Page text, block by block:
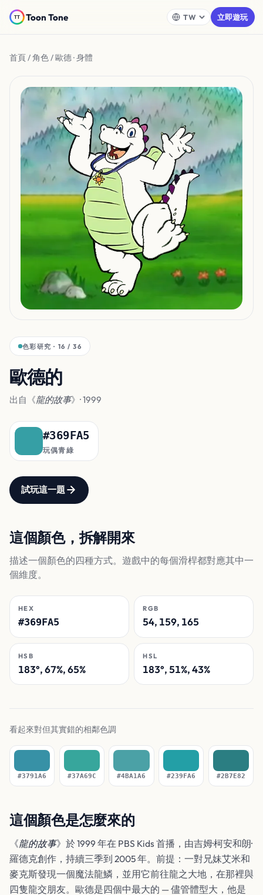
Toon Tone 立即遊玩
首頁/角色/ 歐德 · 身體
色彩研究 · 16 / 36
歐德的
出自《龍的故事》· 1999
#369FA5
玩偶青綠
試玩這一題
這個顏色，拆解開來
描述一個顏色的四種方式。遊戲中的每個滑桿都對應其中一
個維度。
HEX
#369FA5
RGB
54, 159, 165
HSB
183°, 67%, 65%
HSL
183°, 51%, 43%
看起來對但其實錯的相鄰色調
#3791A6 #37A69C #4BA1A6 #239FA6 #2B7E82
這個顏色是怎麼來的
《龍的故事》於 1999 年在 PBS Kids 首播，由吉姆·柯安和朗·
羅德克創作，持續三季到 2005 年。前提：一對兄妹艾米和
麥克斯發現一個魔法龍鱗，並用它前往龍之大地，在那裡與
四隻龍交朋友。歐德是四個中最大的 — 儘管體型大，他是